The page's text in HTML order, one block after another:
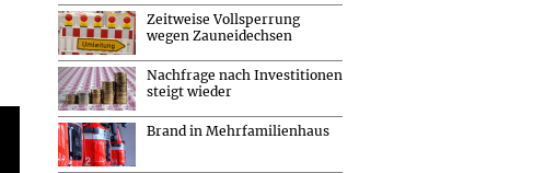
Zeitweise Vollsperrung
wegen Zauneidechsen
Nachfrage nach Investitionen
steigt wieder
Brand in Mehrfamilienhaus